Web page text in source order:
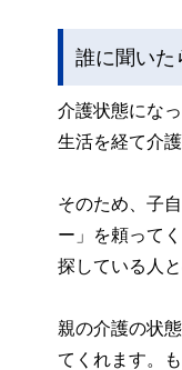
誰に聞いた
介護状態にな
生活を経て介
そのため、子
ー」を頼って
探している人
親の介護の状
てくれます。